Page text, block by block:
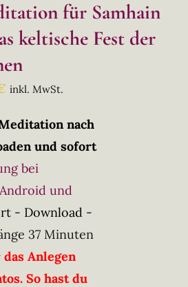
für Samhain
keltische Fest der
inkl. MwSt.
nach
und sofort
bei
und
- Download -
37 Minuten
Anlegen
So hast du